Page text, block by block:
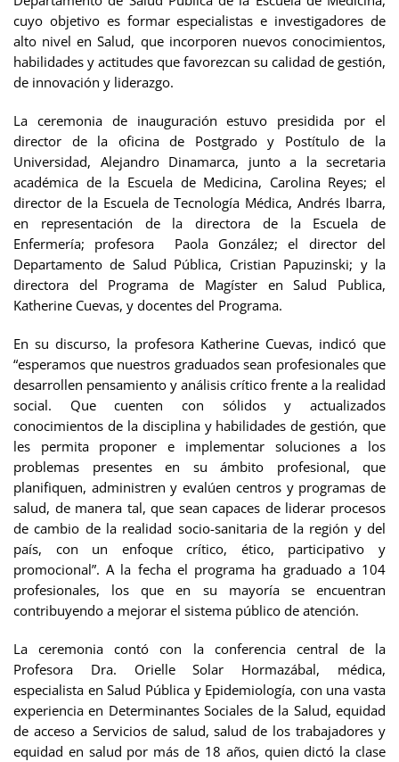
cuyo objetivo es formar especialistas e investigadores de
alto nivel en Salud, que incorporen nuevos conocimientos,
habilidades y actitudes que favorezcan su calidad de gestión,
de innovación y liderazgo.
La ceremonia de inauguración estuvo presidida por el
director de la oficina de Postgrado y Postítulo de la
Universidad, Alejandro Dinamarca, junto a la secretaria
académica de la Escuela de Medicina, Carolina Reyes; el
director de la Escuela de Tecnología Médica, Andrés Ibarra,
en representación de la directora de la Escuela de
Enfermería; profesora Paola González; el director del
Departamento de Salud Pública, Cristian Papuzinski; y la
directora del Programa de Magíster en Salud Publica,
Katherine Cuevas, y docentes del Programa.
En su discurso, la profesora Katherine Cuevas, indicó que
“esperamos que nuestros graduados sean profesionales que
desarrollen pensamiento y análisis crítico frente a la realidad
social. Que cuenten con sólidos y actualizados
conocimientos de la disciplina y habilidades de gestión, que
les permita proponer e implementar soluciones a los
problemas presentes en su ámbito profesional, que
planifiquen, administren y evalúen centros y programas de
salud, de manera tal, que sean capaces de liderar procesos
de cambio de la realidad socio-sanitaria de la región y del
país, con un enfoque crítico, ético, participativo y
promocional”. A la fecha el programa ha graduado a 104
profesionales, los que en su mayoría se encuentran
contribuyendo a mejorar el sistema público de atención.
La ceremonia contó con la conferencia central de la
Profesora Dra. Orielle Solar Hormazábal, médica,
especialista en Salud Pública y Epidemiología, con una vasta
experiencia en Determinantes Sociales de la Salud, equidad
de acceso a Servicios de salud, salud de los trabajadores y
equidad en salud por más de 18 años, quien dictó la clase